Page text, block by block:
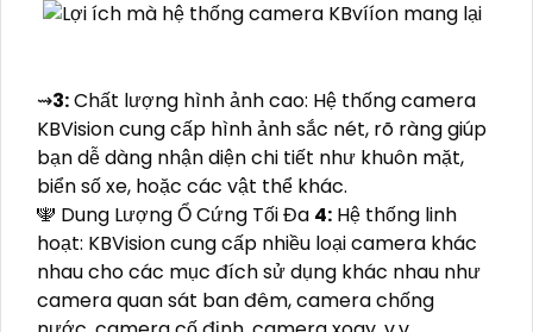
⇝3:Chất lượng hình ảnh cao: Hệ thống camera
KBVision cung cấp hình ảnh sắc nét, rõ ràng giúp
bạn dễ dàng nhận diện chi tiết như khuôn mặt,
biển số xe, hoặc các vật thể khác.
🕎 Dung Lượng Ổ Cứng Tối Đa 4: Hệ thống linh
hoạt: KBVision cung cấp nhiều loại camera khác
nhau cho các mục đích sử dụng khác nhau như
camera quan sát ban đêm, camera chống